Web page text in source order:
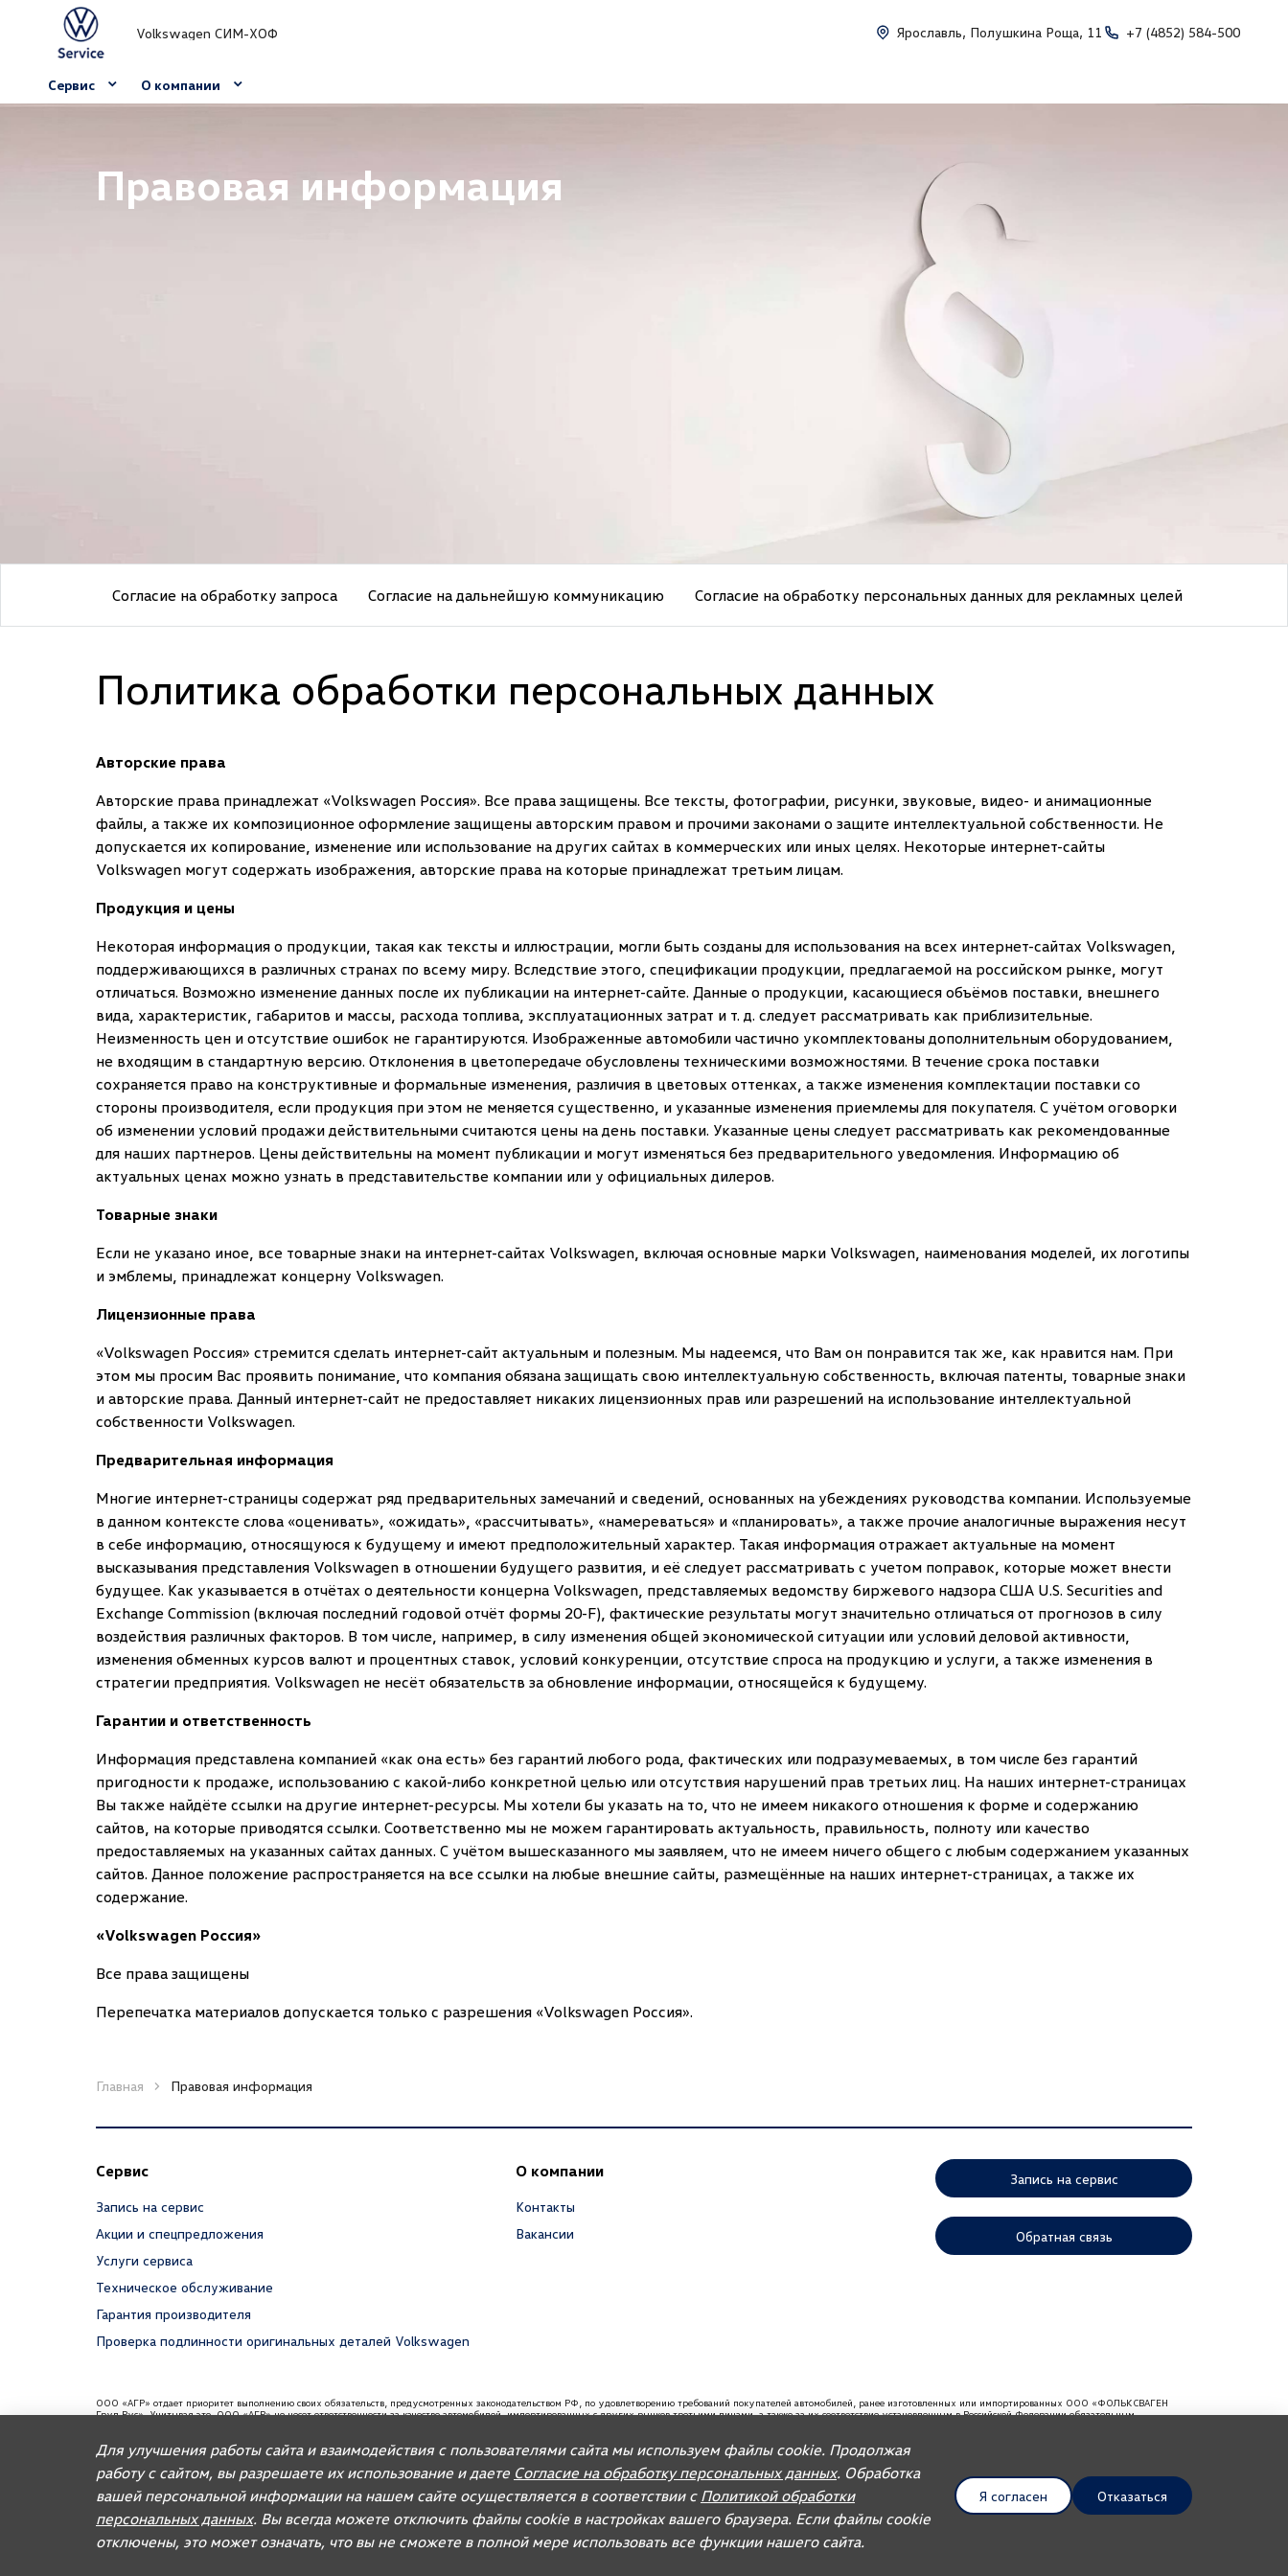
Volkswagen СИМ-ХОФ Ярославль, Полушкина Роща, 11 +7 (4852) 584-500
Сервис О компании
Правовая информация
Согласие на обработку запроса Согласие на дальнейшую коммуникацию Согласие на обработку персональных данных для рекламных целей
Политика обработки персональных данных
Авторские права
Авторские права принадлежат «Volkswagen Россия». Все права защищены. Все тексты, фотографии, рисунки, звуковые, видео- и анимационные
файлы, а также их композиционное оформление защищены авторским правом и прочими законами о защите интеллектуальной собственности. Не
допускается их копирование, изменение или использование на других сайтах в коммерческих или иных целях. Некоторые интернет-сайты
Volkswagen могут содержать изображения, авторские права на которые принадлежат третьим лицам.
Продукция и цены
Некоторая информация о продукции, такая как тексты и иллюстрации, могли быть созданы для использования на всех интернет-сайтах Volkswagen,
поддерживающихся в различных странах по всему миру. Вследствие этого, спецификации продукции, предлагаемой на российском рынке, могут
отличаться. Возможно изменение данных после их публикации на интернет-сайте. Данные о продукции, касающиеся объёмов поставки, внешнего
вида, характеристик, габаритов и массы, расхода топлива, эксплуатационных затрат и т. д. следует рассматривать как приблизительные.
Неизменность цен и отсутствие ошибок не гарантируются. Изображенные автомобили частично укомплектованы дополнительным оборудованием,
не входящим в стандартную версию. Отклонения в цветопередаче обусловлены техническими возможностями. В течение срока поставки
сохраняется право на конструктивные и формальные изменения, различия в цветовых оттенках, а также изменения комплектации поставки со
стороны производителя, если продукция при этом не меняется существенно, и указанные изменения приемлемы для покупателя. С учётом оговорки
об изменении условий продажи действительными считаются цены на день поставки. Указанные цены следует рассматривать как рекомендованные
для наших партнеров. Цены действительны на момент публикации и могут изменяться без предварительного уведомления. Информацию об
актуальных ценах можно узнать в представительстве компании или у официальных дилеров.
Товарные знаки
Если не указано иное, все товарные знаки на интернет-сайтах Volkswagen, включая основные марки Volkswagen, наименования моделей, их логотипы
и эмблемы, принадлежат концерну Volkswagen.
Лицензионные права
«Volkswagen Россия» стремится сделать интернет-сайт актуальным и полезным. Мы надеемся, что Вам он понравится так же, как нравится нам. При
этом мы просим Вас проявить понимание, что компания обязана защищать свою интеллектуальную собственность, включая патенты, товарные знаки
и авторские права. Данный интернет-сайт не предоставляет никаких лицензионных прав или разрешений на использование интеллектуальной
собственности Volkswagen.
Предварительная информация
Многие интернет-страницы содержат ряд предварительных замечаний и сведений, основанных на убеждениях руководства компании. Используемые
в данном контексте слова «оценивать», «ожидать», «рассчитывать», «намереваться» и «планировать», а также прочие аналогичные выражения несут
в себе информацию, относящуюся к будущему и имеют предположительный характер. Такая информация отражает актуальные на момент
высказывания представления Volkswagen в отношении будущего развития, и её следует рассматривать с учетом поправок, которые может внести
будущее. Как указывается в отчётах о деятельности концерна Volkswagen, представляемых ведомству биржевого надзора США U.S. Securities and
Exchange Commission (включая последний годовой отчёт формы 20-F), фактические результаты могут значительно отличаться от прогнозов в силу
воздействия различных факторов. В том числе, например, в силу изменения общей экономической ситуации или условий деловой активности,
изменения обменных курсов валют и процентных ставок, условий конкуренции, отсутствие спроса на продукцию и услуги, а также изменения в
стратегии предприятия. Volkswagen не несёт обязательств за обновление информации, относящейся к будущему.
Гарантии и ответственность
Информация представлена компанией «как она есть» без гарантий любого рода, фактических или подразумеваемых, в том числе без гарантий
пригодности к продаже, использованию с какой-либо конкретной целью или отсутствия нарушений прав третьих лиц. На наших интернет-страницах
Вы также найдёте ссылки на другие интернет-ресурсы. Мы хотели бы указать на то, что не имеем никакого отношения к форме и содержанию
сайтов, на которые приводятся ссылки. Соответственно мы не можем гарантировать актуальность, правильность, полноту или качество
предоставляемых на указанных сайтах данных. С учётом вышесказанного мы заявляем, что не имеем ничего общего с любым содержанием указанных
сайтов. Данное положение распространяется на все ссылки на любые внешние сайты, размещённые на наших интернет-страницах, а также их
содержание.
«Volkswagen Россия»
Все права защищены
Перепечатка материалов допускается только с разрешения «Volkswagen Россия».
Главная Правовая информация
Сервис
Запись на сервис
Акции и спецпредложения
Услуги сервиса
Техническое обслуживание
Гарантия производителя
Проверка подлинности оригинальных деталей Volkswagen
О компании
Контакты
Вакансии
Запись на сервис
Обратная связь
ООО «АГР» отдает приоритет выполнению своих обязательств, предусмотренных законодательством РФ, по удовлетворению требований покупателей автомобилей, ранее изготовленных или импортированных ООО «ФОЛЬКСВАГЕН
Груп Рус». Учитывая это, ООО «АГР» не несет ответственности за качество автомобилей, импортированных с других рынков третьими лицами, а также за их соответствие установленным в Российской Федерации обязательным
Для автомобилей бренда дилерское предприятие осуществляет продажу запасных частей и организацию послепродажного обслуживания.
© 2026, AGR Automotive Group. UDP Auto
Правовая информация
Для улучшения работы сайта и взаимодействия с пользователями сайта мы используем файлы cookie. Продолжая
работу с сайтом, вы разрешаете их использование и даете Согласие на обработку персональных данных. Обработка
вашей персональной информации на нашем сайте осуществляется в соответствии с Политикой обработки
персональных данных. Вы всегда можете отключить файлы cookie в настройках вашего браузера. Если файлы cookie
отключены, это может означать, что вы не сможете в полной мере использовать все функции нашего сайта.
Я согласен Отказаться